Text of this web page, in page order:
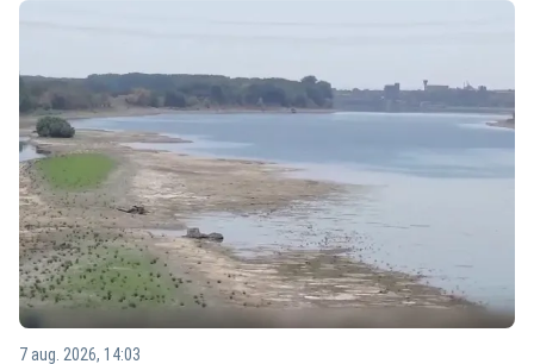
7 aug. 2026, 14:03